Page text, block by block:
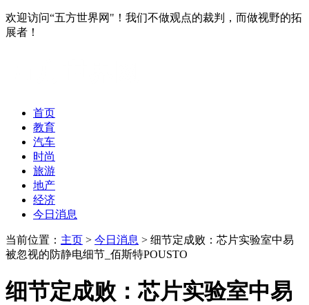
欢迎访问“五方世界网"！我们不做观点的裁判，而做视野的拓
展者！
首页
教育
汽车
时尚
旅游
地产
经济
今日消息
当前位置： 主页 > 今日消息 > 细节定成败：芯片实验室中易
被忽视的防静电细节_佰斯特POUSTO
细节定成败：芯片实验室中易